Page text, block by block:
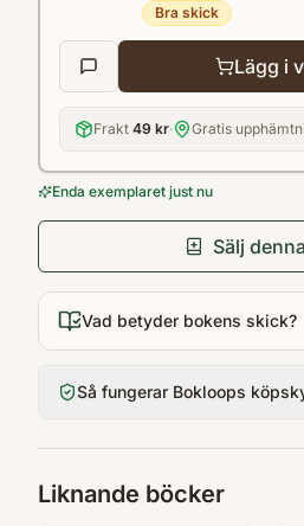
Bra skick
Lägg i
Frakt 49 kr· Gratis
Enda exemplaret just nu
Sälj
Vad betyder bokens skick?
Så fungerar Bokloops
Liknande böcker